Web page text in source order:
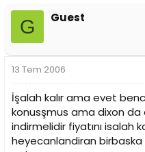
G Guest
13 Tem 2006
İşalah kalır ama evet
konusşmus ama dixon
indirmelidir fiyatını isalah
heyecanlandiran